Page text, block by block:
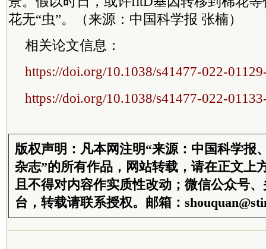
花无“虫”。（来源：中国科学报 张楠）
相关论文信息：
https://doi.org/10.1038/s41477-022-
https://doi.org/10.1038/s41477-022-
版权声明：凡本网注明“来源：中国科学报
杂志”的所有作品，网站转载，请在正文上
且不得对内容作实质性改动；微信公众号
台，转载请联系授权。邮箱：